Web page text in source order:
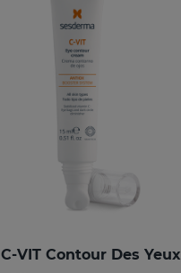
C-VIT Contour Des Yeux